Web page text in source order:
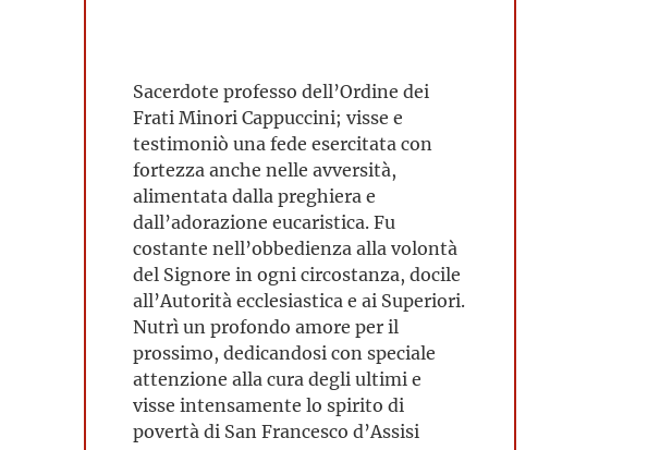
Sacerdote professo dell’Ordine dei
Frati Minori Cappuccini; visse e
testimoniò una fede esercitata con
fortezza anche nelle avversità,
alimentata dalla preghiera e
dall’adorazione eucaristica. Fu
costante nell’obbedienza alla volontà
del Signore in ogni circostanza, docile
all’Autorità ecclesiastica e ai Superiori.
Nutrì un profondo amore per il
prossimo, dedicandosi con speciale
attenzione alla cura degli ultimi e
visse intensamente lo spirito di
povertà di San Francesco d’Assisi